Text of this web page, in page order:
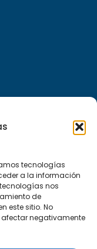
tecnologías
a la información
nos
de
este sitio. No
afectar negativamente